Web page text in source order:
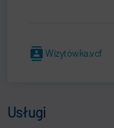
Wizytówka.vcf
Usługi